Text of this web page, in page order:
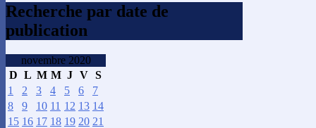
Recherche par date de
publication
novembre 2020
D L M M J V S
1
2 3 4 5 6
7
8
9 10 11 12 13 14
15 16 17 18 19 20 21